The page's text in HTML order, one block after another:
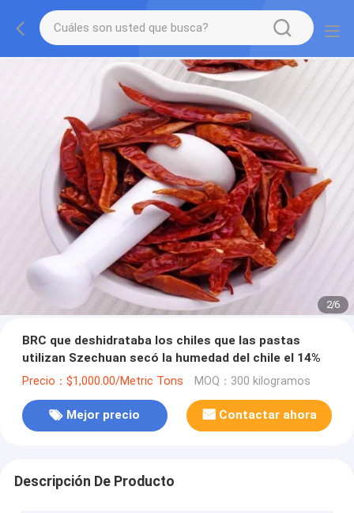
2/6
BRC que deshidrataba los chiles que las pastas
utilizan Szechuan secó la humedad del chile el 14%
Precio：$1,000.00/Metric Tons MOQ：300 kilogramos
Mejor precio Contactar ahora
Descripción De Producto